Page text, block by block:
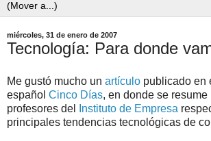
miércoles, 31 de enero de 2007
Tecnología: Para donde
Me gustó mucho un artículo publicado en
español Cinco Días, en donde se
profesores del
Instituto de Empresa
principales tendencias tecnológicas de